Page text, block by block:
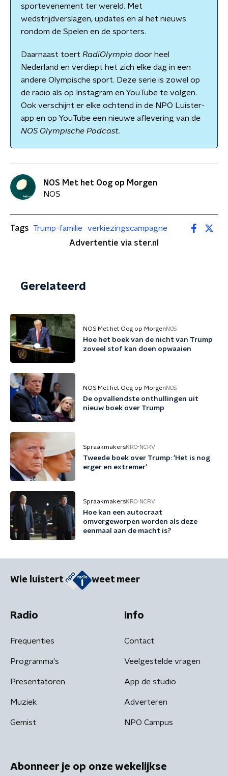
sportevenement ter wereld. Met
wedstrijdverslagen, updates en al het nieuws
rondom de Spelen en de sporters.
Daarnaast toert RadiOlympia door heel
Nederland en verdiept het zich elke dag in een
andere Olympische sport. Deze serie is zowel op
de radio als op Instagram en YouTube te volgen.
Ook verschijnt er elke ochtend in de NPO Luister-
app en op YouTube een nieuwe aflevering van de
NOS Olympische Podcast.
NOS Met het Oog op Morgen
NOS
Tags Trump-familie
verkiezingscampagne
Advertentie via ster.nl
Gerelateerd
NOS Met het Oog op Morgen NOS
Hoe het boek van de nicht van Trump
zoveel stof kan doen opwaaien
NOS Met het Oog op Morgen NOS
De opvallendste onthullingen uit
nieuw boek over Trump
SpraakmakersKRO-NCRV
Tweede boek over Trump: 'Het is nog
erger en extremer'
SpraakmakersKRO-NCRV
Hoe kan een autocraat
omvergeworpen worden als deze
eenmaal aan de macht is?
Wie luistert weet meer
Radio
Frequenties
Programma's
Presentatoren
Muziek
Gemist
Info
Contact
Veelgestelde vragen
App de studio
Adverteren
NPO Campus
Abonneer je op onze wekelijkse